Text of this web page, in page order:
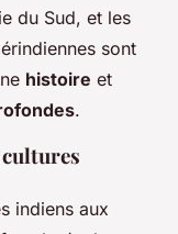
du Sud, et les
sont
histoire et
.
cultures
indiens aux